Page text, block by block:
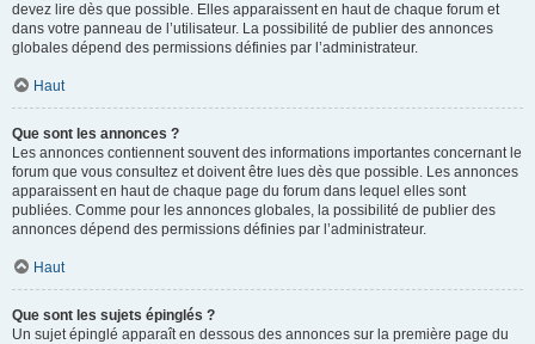
devez lire dès que possible. Elles apparaissent en haut de chaque forum et
dans votre panneau de l’utilisateur. La possibilité de publier des annonces
globales dépend des permissions définies par l’administrateur.
Haut
Que sont les annonces ?
Les annonces contiennent souvent des informations importantes concernant le
forum que vous consultez et doivent être lues dès que possible. Les annonces
apparaissent en haut de chaque page du forum dans lequel elles sont
publiées. Comme pour les annonces globales, la possibilité de publier des
annonces dépend des permissions définies par l’administrateur.
Haut
Que sont les sujets épinglés ?
Un sujet épinglé apparaît en dessous des annonces sur la première page du